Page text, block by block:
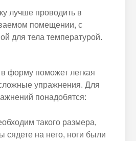
лучше проводить в
помещении, с
для тела температурой.
форму поможет легкая
упражнения. Для
понадобятся:
такого размера,
сядете на него, ноги были